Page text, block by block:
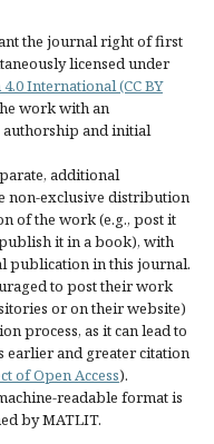
the journal right of first
licensed under
International (CC BY
work with an
and initial
additional
non-exclusive distribution
of the work (e.g., post it
it in a book), with
publication in this journal.
to post their work
or on their website)
process, as it can lead to
earlier and greater citation
of Open Access).
readable format is
by MATLIT.